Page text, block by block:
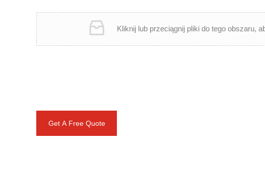
Kliknij lub przeciągnij pliki do tego obszaru,
Get A Free Quote